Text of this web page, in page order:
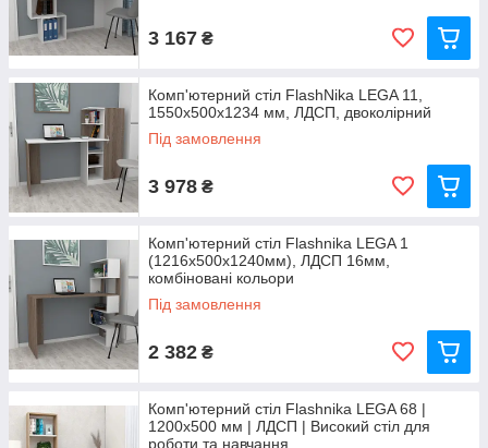
3 167 ₴
Комп'ютерний стіл FlashNika LEGA 11,
1550x500x1234 мм, ЛДСП, двоколірний
Під замовлення
3 978 ₴
Комп'ютерний стіл Flashnika LEGA 1
(1216x500x1240мм), ЛДСП 16мм,
комбіновані кольори
Під замовлення
2 382 ₴
Комп'ютерний стіл Flashnika LEGA 68 |
1200х500 мм | ЛДСП | Високий стіл для
роботи та навчання